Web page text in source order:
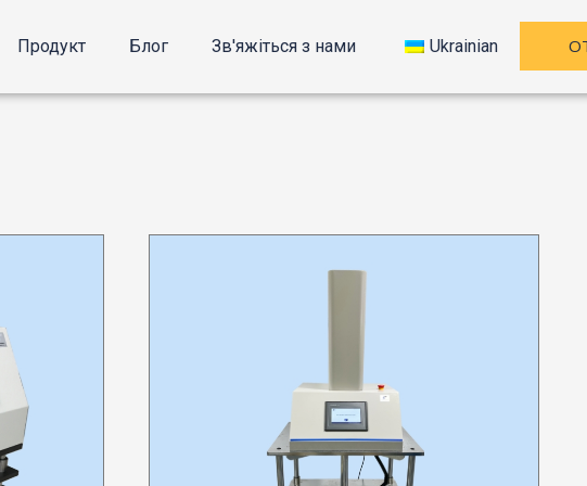
Продукт Блог Зв'яжіться з нами Ukrainian